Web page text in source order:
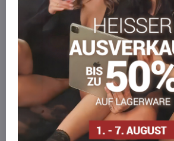
Werden Sie Teil von everlady
Werden Sie Teil von everlady und
Mitgliedervorteilbei jedem Einkauf.
Der Vorteil wird automatisch im
Möchten Sie mehr
auf Lager haben?
Zögern Sie nicht, uns zu kontaktieren, wir
wieder auf!